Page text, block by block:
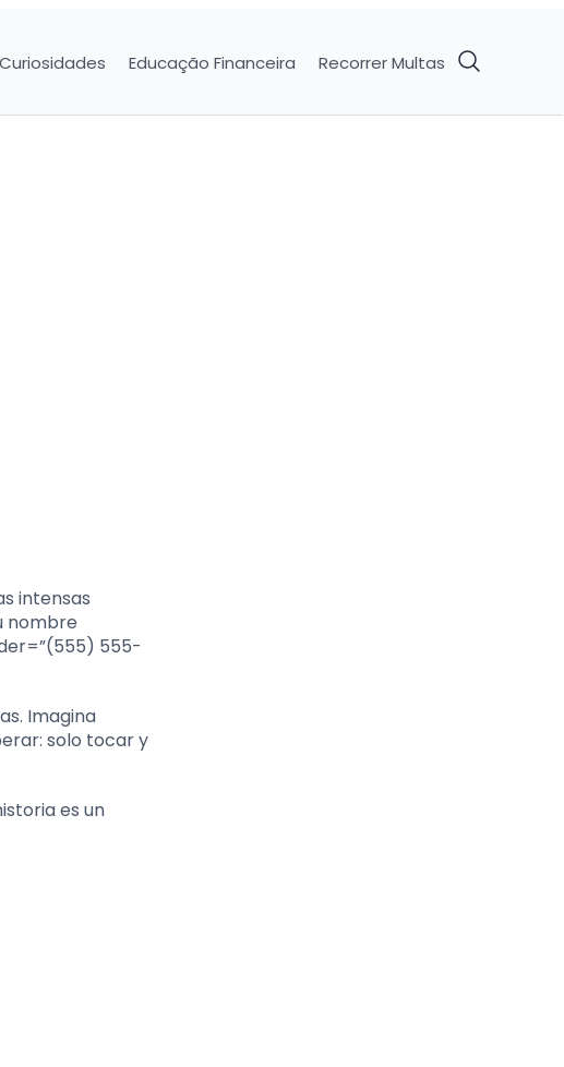
Curiosidades Educação Financeira Recorrer Multas
intensas
nombre
555-
Imagina
solo tocar y
es un